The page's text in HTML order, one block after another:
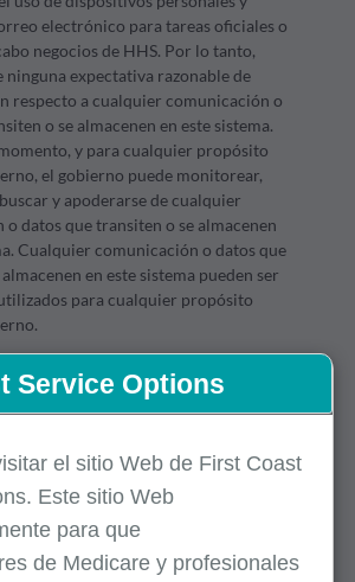
Service Options
el sitio Web de First Coast
Este sitio Web
para que
de Medicare y profesionales